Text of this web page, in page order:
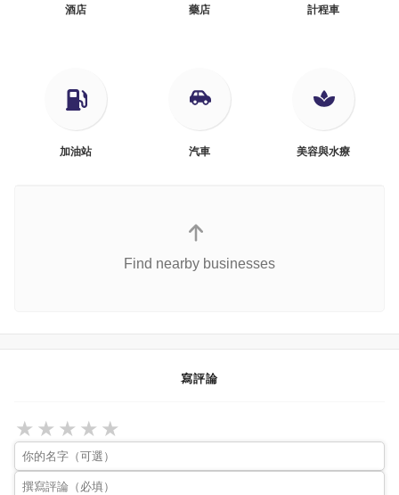
酒店 藥店 計程車
加油站 汽車 美容與水療
Find nearby businesses
寫評論
★
★
★
★
★